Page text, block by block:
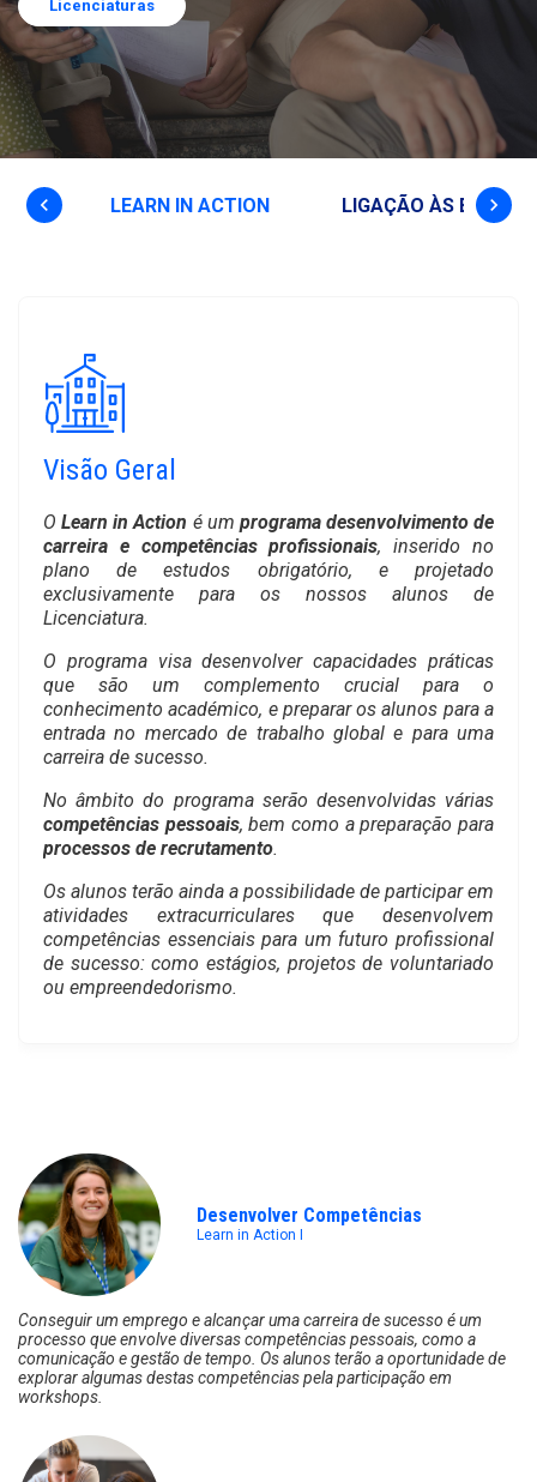
Licenciaturas
keyboard_arrow_left keyboard_arrow_right
LEARN IN ACTION LIGAÇÃO ÀS
Visão Geral
OLearn in Action é um programa desenvolvimento de
carreira e competências profissionais, inserido no
plano de estudos obrigatório, e projetado
exclusivamente para os nossos alunos de
Licenciatura.
O programa visa desenvolver capacidades práticas
que são um complemento crucial para o
conhecimento académico, e preparar os alunos para a
entrada no mercado de trabalho global e para uma
carreira de sucesso.
No âmbito do programa serão desenvolvidas várias
competências pessoais, bem como a preparação para
processos de recrutamento.
Os alunos terão ainda a possibilidade de participar em
atividades extracurriculares que desenvolvem
competências essenciais para um futuro profissional
de sucesso: como estágios, projetos de voluntariado
ou empreendedorismo.
Desenvolver Competências
Learn in Action I
Conseguir um emprego e alcançar uma carreira de sucesso é um
processo que envolve diversas competências pessoais, como a
comunicação e gestão de tempo. Os alunos terão a oportunidade de
explorar algumas destas competências pela participação em
workshops.